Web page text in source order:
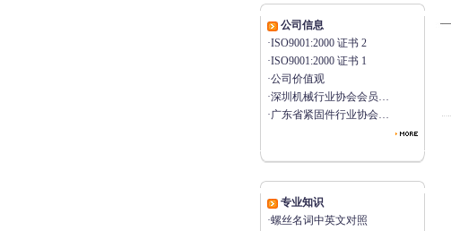
公司信息
·ISO9001:2000 证书 2
·ISO9001:2000 证书 1
·公司价值观
·深圳机械行业协会会员…
·广东省紧固件行业协会…
专业知识
·螺丝名词中英文对照